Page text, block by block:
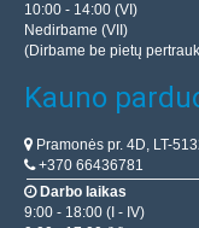
10:00 - 14:00 (VI)
Nedirbame (VII)
(Dirbame be pietų
Kauno
Pramonės pr. 4D, LT-
+370 66436781
Darbo laikas
9:00 - 18:00 (I - IV)